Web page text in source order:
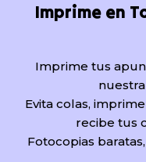
Imprime en
Imprime tus
Evita colas,
recibe tus
Fotocopias